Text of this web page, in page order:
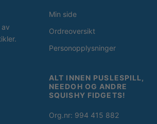
Min side
Ordreoversikt
Personopplysninger
ALT INNEN PUSLESPILL,
NEEDOH OG ANDRE
SQUISHY FIDGETS!
Org.nr: 994 415 882